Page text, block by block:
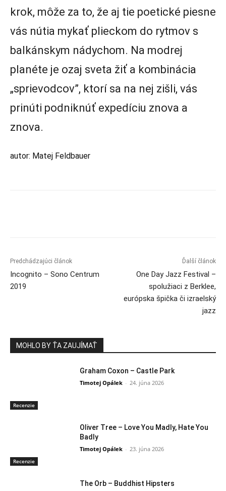
krok, môže za to, že aj tie poetické piesne
vás nútia mykať plieckom do rytmov s
balkánskym nádychom. Na modrej
planéte je ozaj sveta žiť a kombinácia
„sprievodcov”, ktorí sa na nej zišli, vás
prinúti podniknúť expedíciu znova a
znova.
autor: Matej Feldbauer
Predchádzajúci článok
Incognito – Sono Centrum
2019
Ďalší článok
One Day Jazz Festival –
spolužiaci z Berklee,
európska špička či izraelský
jazz
MOHLO BY ŤA ZAUJÍMAŤ
Recenzie
Graham Coxon – Castle Park
Timotej Opálek - 24. júna 2026
Recenzie
Oliver Tree – Love You Madly, Hate You
Badly
Timotej Opálek - 23. júna 2026
The Orb – Buddhist Hipsters